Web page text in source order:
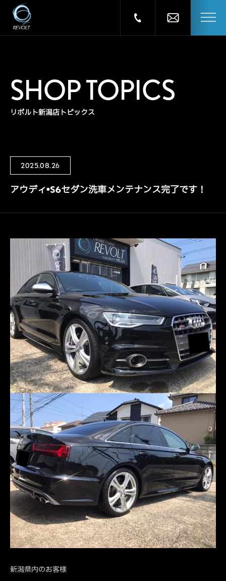
SHOP TOPICS
リボルト新潟店トピックス
2025.08.26
アウディ•S6セダン洗車メンテナンス完了です！
新潟県内のお客様